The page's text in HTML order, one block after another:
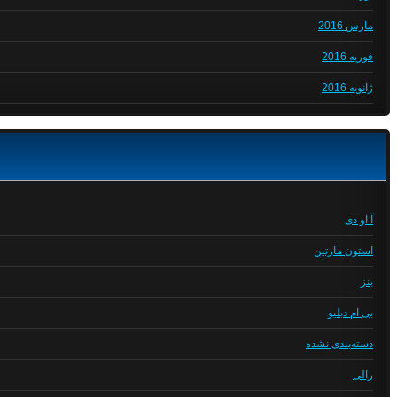
مارس 2016
فوریه 2016
ژانویه 2016
آ او دی
استون مارتین
بنز
بی ام دبلیو
دسته‌بندی نشده
رالی